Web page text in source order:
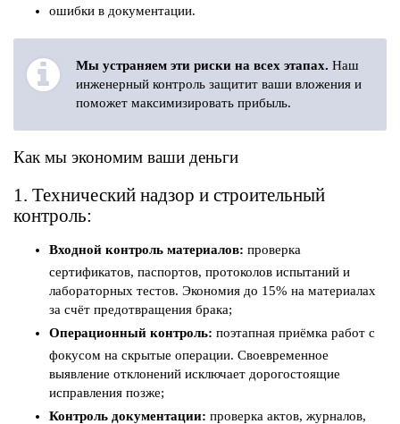
ошибки в документации.
Мы устраняем эти риски на всех этапах. Наш
инженерный контроль защитит ваши вложения и
поможет максимизировать прибыль.
Как мы экономим ваши деньги
1. Технический надзор и строительный
контроль:
Входной контроль материалов: проверка
сертификатов, паспортов, протоколов испытаний и
лабораторных тестов. Экономия до 15% на материалах
за счёт предотвращения брака;
Операционный контроль: поэтапная приёмка работ с
фокусом на скрытые операции. Своевременное
выявление отклонений исключает дорогостоящие
исправления позже;
Контроль документации: проверка актов, журналов,